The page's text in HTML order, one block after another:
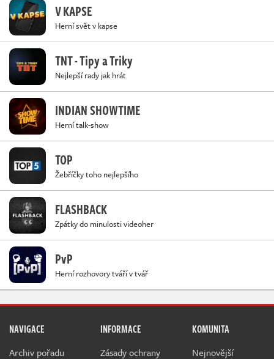
V KAPSE
Herní svět v kapse
TNT - Tipy a Triky
Nejlepší rady jak hrát
INDIAN SHOWTIME
Herní talk-show
TOP
Žebříčky toho nejlepšího
FLASHBACK
Zpátky do minulosti videoher
PvP
Herní rozhovory tváří v tvář
NAVIGACE
Archiv pořadu
INFORMACE
Zásady ochrany
KOMUNITA
Nejnovější